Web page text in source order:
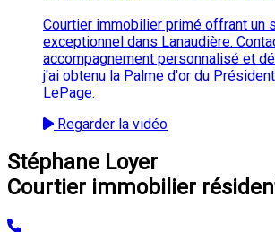
Courtier immobilier primé offrant un
exceptionnel dans Lanaudière.
accompagnement personnalisé et
j'ai obtenu la Palme d'or du
LePage.
Regarder la vidéo
Stéphane Loyer
Courtier immobilier